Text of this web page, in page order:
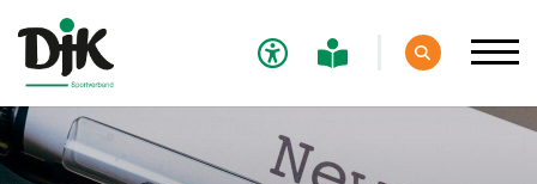
Verband